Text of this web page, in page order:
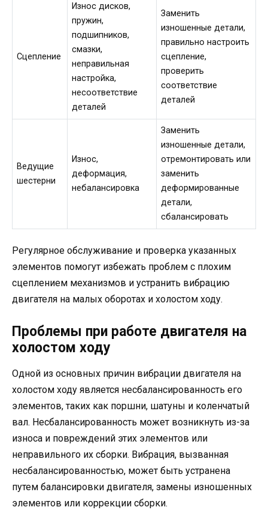
Сцепление
Износ дисков,
пружин,
подшипников,
смазки,
неправильная
настройка,
несоответствие
деталей
Заменить
изношенные детали,
правильно настроить
сцепление,
проверить
соответствие
деталей
Ведущие
шестерни
Износ,
деформация,
небалансировка
Заменить
изношенные детали,
отремонтировать или
заменить
деформированные
детали,
сбалансировать
Регулярное обслуживание и проверка указанных
элементов помогут избежать проблем с плохим
сцеплением механизмов и устранить вибрацию
двигателя на малых оборотах и холостом ходу.
Проблемы при работе двигателя на
холостом ходу
Одной из основных причин вибрации двигателя на
холостом ходу является несбалансированность его
элементов, таких как поршни, шатуны и коленчатый
вал. Несбалансированность может возникнуть из-за
износа и повреждений этих элементов или
неправильного их сборки. Вибрация, вызванная
несбалансированностью, может быть устранена
путем балансировки двигателя, замены изношенных
элементов или коррекции сборки.